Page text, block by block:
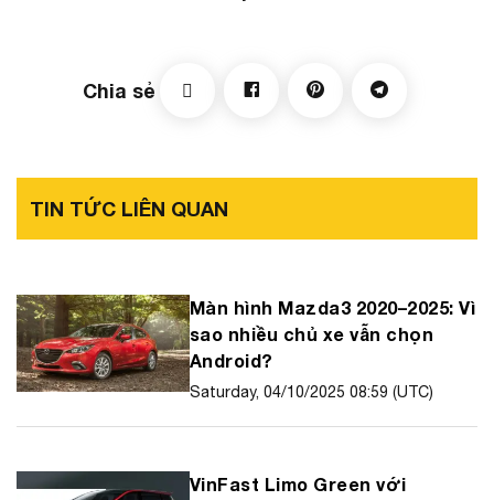
Chia sẻ
TIN TỨC LIÊN QUAN
Màn hình Mazda3 2020–2025: Vì
sao nhiều chủ xe vẫn chọn
Android?
Saturday, 04/10/2025 08:59 (UTC)
VinFast Limo Green với